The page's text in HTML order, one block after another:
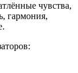
чувства,
гармония,